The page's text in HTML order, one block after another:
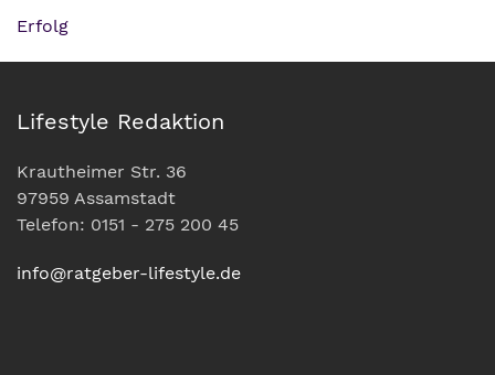
Erfolg
Lifestyle Redaktion
Krautheimer Str. 36
97959 Assamstadt
Telefon: 0151 - 275 200 45
info@ratgeber-lifestyle.de